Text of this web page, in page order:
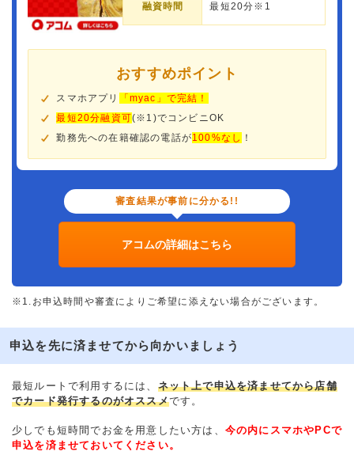
融資時間 最短20分※1
おすすめポイント
スマホアプリ
「myac」で完結！
最短20分融資可(※1)でコンビニOK
勤務先への在籍確認の電話が100%なし ！
審査結果が事前に分かる!!
アコムの詳細はこちら
※1.お申込時間や審査によりご希望に添えない場合がございます。
申込を先に済ませてから向かいましょう
最短ルートで利用するには、 ネット上で申込を済ませてから店舗
でカード発行するのがオススメです。
少しでも短時間でお金を用意したい方は、 今の内にスマホやPCで
申込を済ませておいてください。